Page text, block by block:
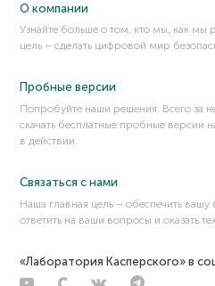
Поведенческий анализ
Поверхность атаки
Подмена DLL (DLL hijacking)
Подмена DNS (DNS spoofing)
Подмена MAC-адреса (MAC
Подстановка учетных данных
Поисковый робот
Полезная нагрузка (payload)
Политика BYOD
О компании
Узнайте больше о том, кто мы, как мы
цель – сделать цифровой мир
Пробные версии
Попробуйте наши решения. Всего за
скачать бесплатные пробные версии
в действии.
Связаться с нами
Наша главная цель – обеспечить вашу
ответить на ваши вопросы и оказать
«Лаборатория Касперского» в